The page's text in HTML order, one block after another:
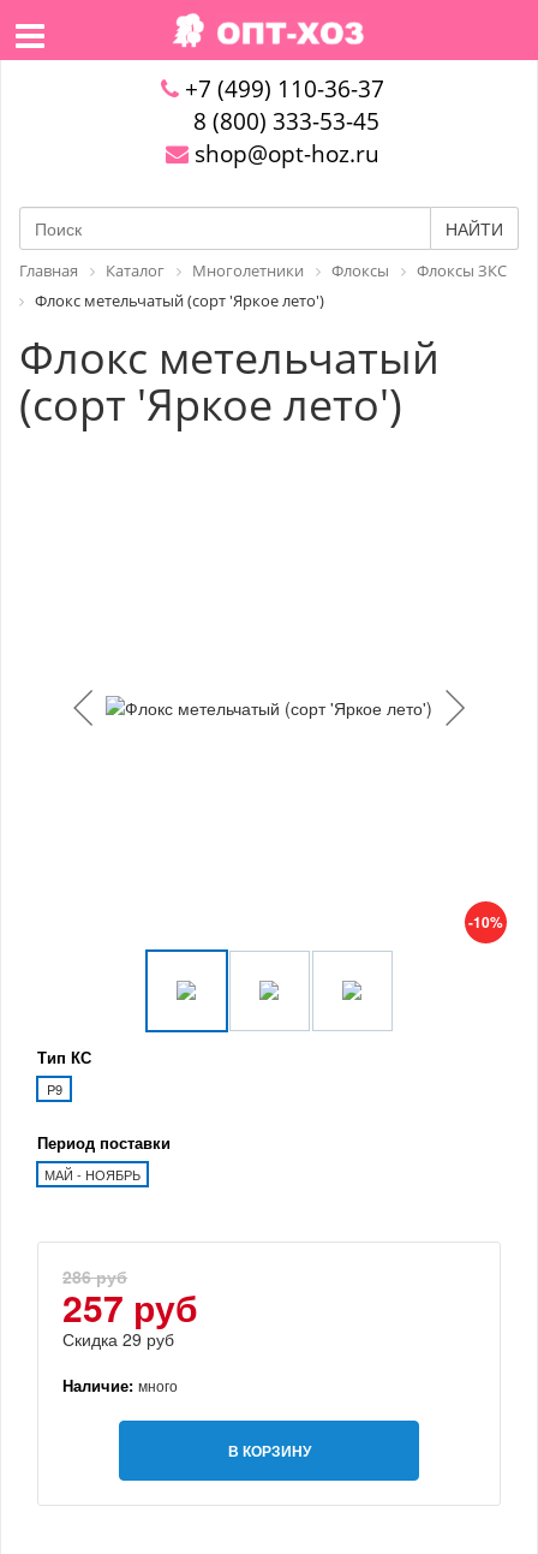
+7 (499) 110-36-37
8 (800) 333-53-45
shop@opt-hoz.ru
НАЙТИ
Главная Каталог Многолетники Флоксы
Флоксы ЗКС
Флокс метельчатый (сорт 'Яркое лето')
Флокс метельчатый
(сорт 'Яркое лето')
-10%
Тип КС
P9
Период поставки
МАЙ - НОЯБРЬ
286 руб
257 руб
Скидка 29 руб
Наличие: много
В КОРЗИНУ